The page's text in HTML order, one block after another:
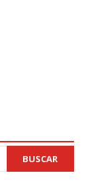
BUSCAR